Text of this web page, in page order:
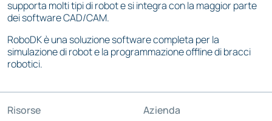
supporta molti tipi di robot e si integra con la maggior parte
dei software CAD/CAM.
RoboDK è una soluzione software completa per la
simulazione di robot e la programmazione offline di bracci
robotici.
Risorse
Azienda